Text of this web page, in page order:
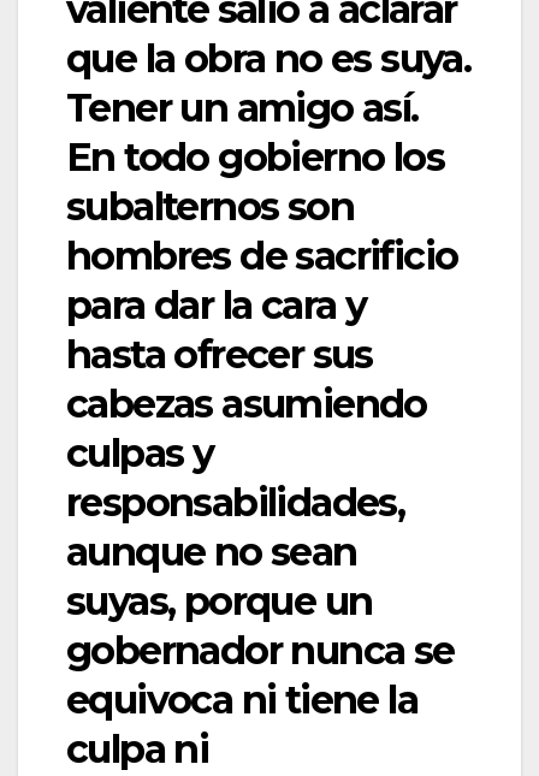
valiente salió a aclarar
que la obra no es suya.
Tener un amigo así.
En todo gobierno los
subalternos son
hombres de sacrificio
para dar la cara y
hasta ofrecer sus
cabezas asumiendo
culpas y
responsabilidades,
aunque no sean
suyas, porque un
gobernador nunca se
equivoca ni tiene la
culpa ni